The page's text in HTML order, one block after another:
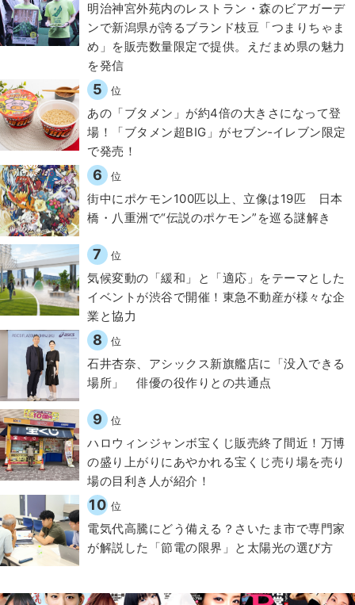
明治神宮外苑内のレストラン・森のビアガーデ
ンで新潟県が誇るブランド枝豆「つまりちゃま
め」を販売数量限定で提供。えだまめ県の魅力
を発信
5 位
あの「ブタメン」が約4倍の大きさになって登
場！「ブタメン超BIG」がセブン‐イレブン限定
で発売！
6 位
街中にポケモン100匹以上、立像は19匹 日本
橋・八重洲で“伝説のポケモン”を巡る謎解き
7 位
気候変動の「緩和」と「適応」をテーマとした
イベントが渋谷で開催！東急不動産が様々な企
業と協力
8 位
石井杏奈、アシックス新旗艦店に「没入できる
場所」 俳優の役作りとの共通点
9 位
ハロウィンジャンボ宝くじ販売終了間近！万博
の盛り上がりにあやかれる宝くじ売り場を売り
場の目利き人が紹介！
10 位
電気代高騰にどう備える？さいたま市で専門家
が解説した「節電の限界」と太陽光の選び方